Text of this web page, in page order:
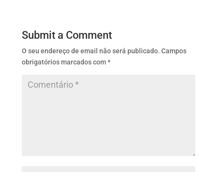
Submit a Comment
O seu endereço de email não será publicado. Campos
obrigatórios marcados com*